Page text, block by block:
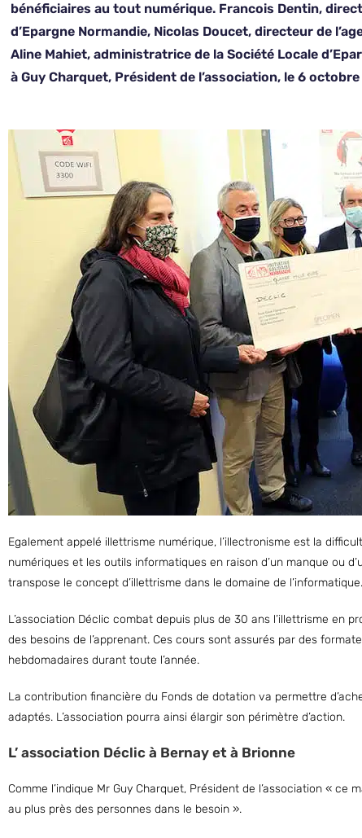
bénéficiaires au tout numérique. Francois Dentin,
d’Epargne Normandie, Nicolas Doucet, directeur de
Aline Mahiet, administratrice de la Société Locale
à Guy Charquet, Président de l’association, le 6
Egalement appelé illettrisme numérique, l’illectronisme est la
numériques et les outils informatiques en raison d’un manque ou
transpose le concept d’illettrisme dans le domaine de l’informatique.
L’association Déclic combat depuis plus de 30 ans l’illettrisme en
des besoins de l’apprenant. Ces cours sont assurés par des
hebdomadaires durant toute l’année.
La contribution financière du Fonds de dotation va permettre
adaptés. L’association pourra ainsi élargir son périmètre d’action.
L’ association Déclic à Bernay et à Brionne
Comme l’indique Mr Guy Charquet, Président de l’association «
au plus près des personnes dans le besoin ».